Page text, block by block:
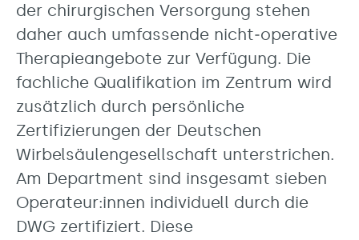
der chirurgischen Versorgung stehen
daher auch umfassende nicht‑operative
Therapieangebote zur Verfügung. Die
fachliche Qualifikation im Zentrum wird
zusätzlich durch persönliche
Zertifizierungen der Deutschen
Wirbelsäulengesellschaft unterstrichen.
Am Department sind insgesamt sieben
Operateur:innen individuell durch die
DWG zertifiziert. Diese